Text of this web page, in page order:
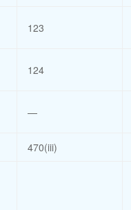
123
124
—
470(iii)